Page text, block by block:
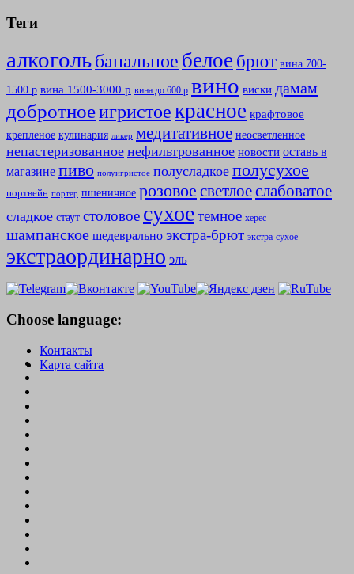
Теги
алкогольбанальное белое брют вина 700-
1500 р вина 1500-3000 р вина до 600 р вино виски дамам
добротноеигристоекрасное крафтовое
крепленое кулинария ликер медитативное неосветленное
непастеризованное нефильтрованное новости оставь в
магазине пиво полуигристое полусладкое полусухое
портвейн портер пшеничное розовое светлоеслабоватое
сладкое стаут столовое сухоетемное херес
шампанское шедеврально экстра-брют экстра-сухое
экстраординарно эль
Choose language:
Контакты
Карта сайта